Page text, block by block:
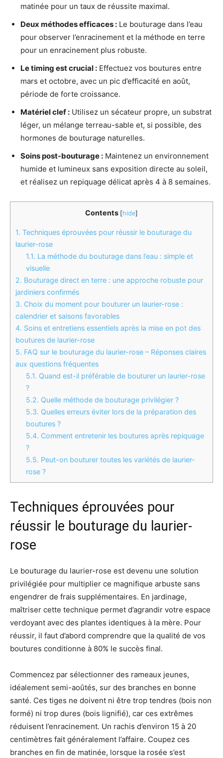
matinée pour un taux de réussite maximal.
Deux méthodes efficaces : Le bouturage dans l’eau
pour observer l’enracinement et la méthode en terre
pour un enracinement plus robuste.
Le timing est crucial : Effectuez vos boutures entre
mars et octobre, avec un pic d’efficacité en août,
période de forte croissance.
Matériel clef : Utilisez un sécateur propre, un substrat
léger, un mélange terreau-sable et, si possible, des
hormones de bouturage naturelles.
Soins post-bouturage : Maintenez un environnement
humide et lumineux sans exposition directe au soleil,
et réalisez un repiquage délicat après 4 à 8 semaines.
Contents [hide]
1. Techniques éprouvées pour réussir le bouturage du
laurier-rose
1.1. La méthode du bouturage dans l’eau : simple et
visuelle
2. Bouturage direct en terre : une approche robuste pour
jardiniers confirmés
3. Choix du moment pour bouturer un laurier-rose :
calendrier et saisons favorables
4. Soins et entretiens essentiels après la mise en pot des
boutures de laurier-rose
5. FAQ sur le bouturage du laurier-rose – Réponses claires
aux questions fréquentes
5.1. Quand est-il préférable de bouturer un laurier-rose
?
5.2. Quelle méthode de bouturage privilégier ?
5.3. Quelles erreurs éviter lors de la préparation des
boutures ?
5.4. Comment entretenir les boutures après repiquage
?
5.5. Peut-on bouturer toutes les variétés de laurier-
rose ?
Techniques éprouvées pour
réussir le bouturage du laurier-
rose
Le bouturage du laurier-rose est devenu une solution
privilégiée pour multiplier ce magnifique arbuste sans
engendrer de frais supplémentaires. En jardinage,
maîtriser cette technique permet d’agrandir votre espace
verdoyant avec des plantes identiques à la mère. Pour
réussir, il faut d’abord comprendre que la qualité de vos
boutures conditionne à 80% le succès final.
Commencez par sélectionner des rameaux jeunes,
idéalement semi-aoûtés, sur des branches en bonne
santé. Ces tiges ne doivent ni être trop tendres (bois non
formé) ni trop dures (bois lignifié), car ces extrêmes
réduisent l’enracinement. Un rachis d’environ 15 à 20
centimètres fait généralement l’affaire. Coupez ces
branches en fin de matinée, lorsque la rosée s’est